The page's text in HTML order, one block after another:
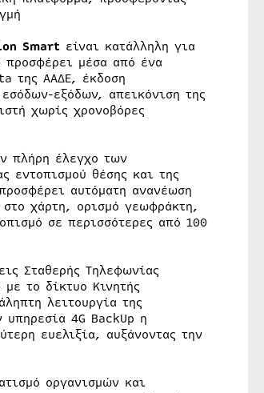
Smart είναι κατάλληλη για
προσφέρει μέσα από ένα
της ΑΑΔΕ, έκδοση
εξόδων, απεικόνιση της
χωρίς χρονοβόρες
πλήρη έλεγχο των
εντοπισμού θέσης και της
αυτόματη ανανέωση
χάρτη, ορισμό γεωφράκτη,
σε περισσότερες από 100
Σταθερής Τηλεφωνίας
το δίκτυο Κινητής
λειτουργία της
4G BackUp η
ευελιξία, αυξάνοντας την
οργανισμών και